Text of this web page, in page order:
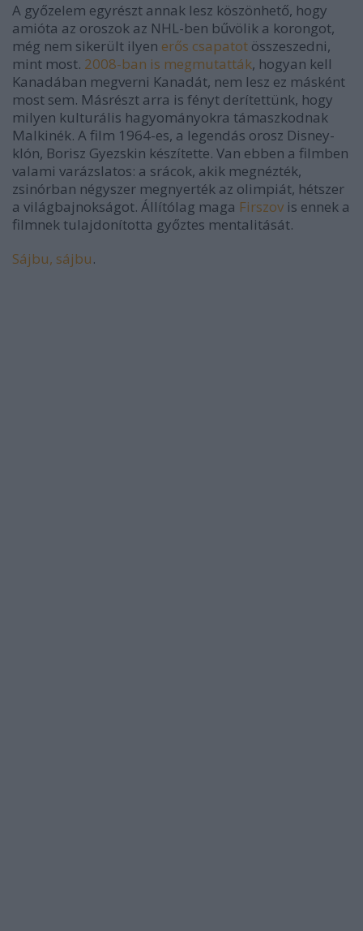
A győzelem egyrészt annak lesz köszönhető, hogy
amióta az oroszok az NHL-ben bűvölik a korongot,
még nem sikerült ilyen erős csapatot összeszedni,
mint most. 2008-ban is megmutatták, hogyan kell
Kanadában megverni Kanadát, nem lesz ez másként
most sem. Másrészt arra is fényt derítettünk, hogy
milyen kulturális hagyományokra támaszkodnak
Malkinék. A film 1964-es, a legendás orosz Disney-
klón, Borisz Gyezskin készítette. Van ebben a filmben
valami varázslatos: a srácok, akik megnézték,
zsinórban négyszer megnyerték az olimpiát, hétszer
a világbajnokságot. Állítólag maga Firszov is ennek a
filmnek tulajdonította győztes mentalitását.
Sájbu, sájbu.